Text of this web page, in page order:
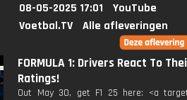
08-05-2025 17:01
YouTube
Voetbal.TV
Alle afleveringen
FORMULA 1: Drivers React To
Ratings!
Out May 30, get F1 25 here: <a